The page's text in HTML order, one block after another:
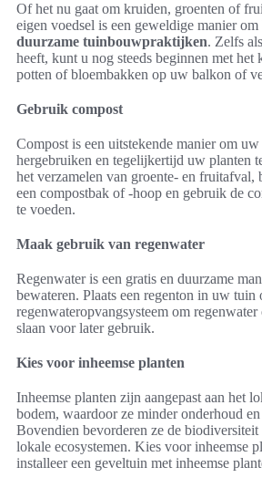
Of het nu gaat om kruiden, groenten of
eigen voedsel is een geweldige manier
duurzame tuinbouwpraktijken. Zelfs
heeft, kunt u nog steeds beginnen met
potten of bloembakken op uw balkon of
Gebruik compost
Compost is een uitstekende manier om
hergebruiken en tegelijkertijd uw planten
het verzamelen van groente- en fruitafval,
een compostbak of -hoop en gebruik de
te voeden.
Maak gebruik van regenwater
Regenwater is een gratis en duurzame
bewateren. Plaats een regenton in uw tuin
regenwateropvangsysteem om
slaan voor later gebruik.
Kies voor inheemse planten
Inheemse planten zijn aangepast aan het
bodem, waardoor ze minder onderhoud
Bovendien bevorderen ze de biodiversiteit
lokale ecosystemen. Kies voor inheemse
installeer een geveltuin met inheemse